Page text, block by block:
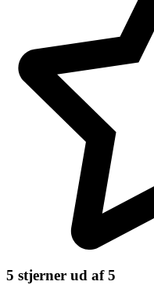
5 stjerner ud af 5